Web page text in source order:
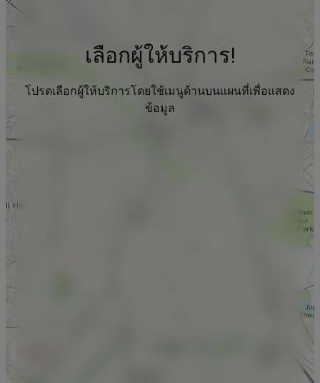
เลือกผู้ให้บริการ!
โปรดเลือกผู้ให้บริการโดยใช้เมนูด้านบนแผนที่เพื่อแสดง
ข้อมูล